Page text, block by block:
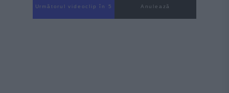
Următorul videoclip în 4 Anulează